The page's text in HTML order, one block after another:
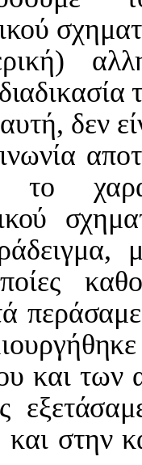
δεν
και
στην